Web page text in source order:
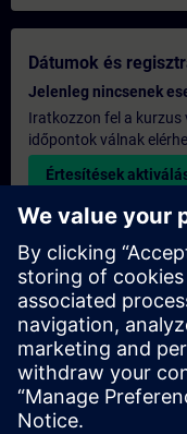
Dátumok és
Jelenleg nincsenek
Iratkozzon fel a kurzus
időpontok válnak
Értesítések
Egyedi árajánlat
Ha szüksége van a
árajánlatra – például a
kattintson az alábbi
személyes adatot,
az árajánlatot.
Árajánlat készítése